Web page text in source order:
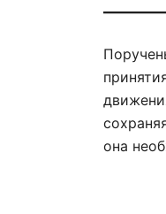
она